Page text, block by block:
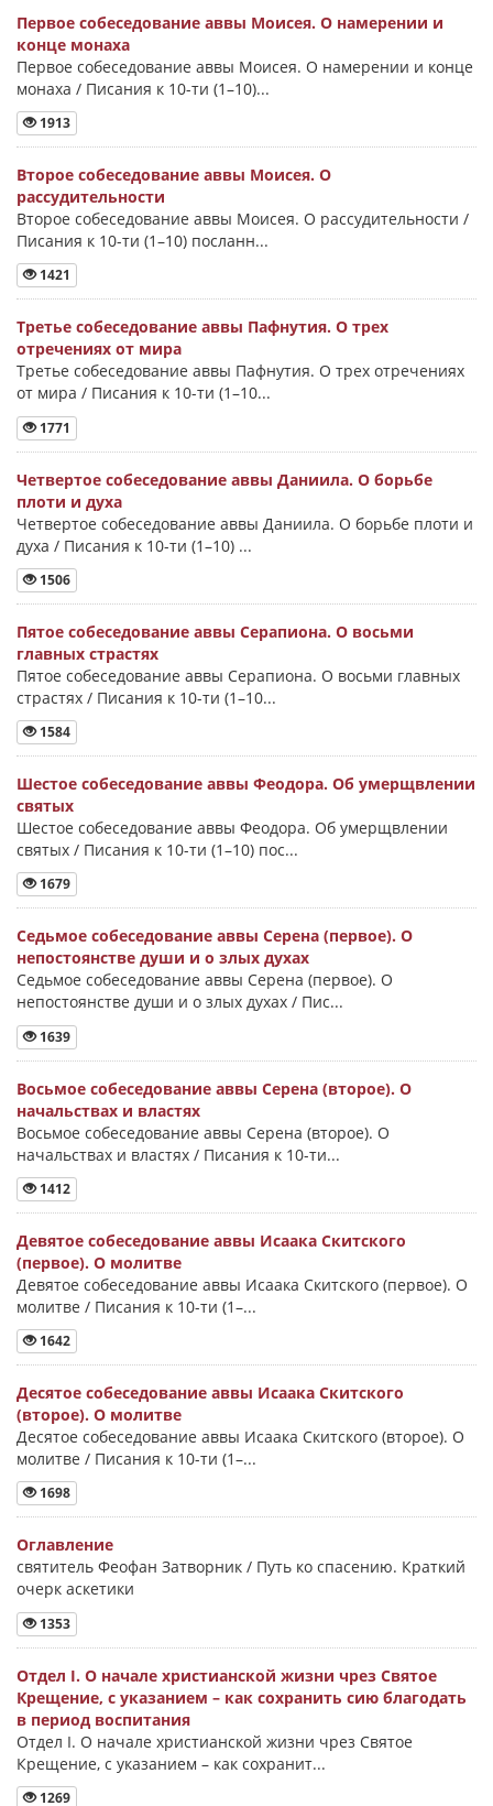
Первое собеседование аввы Моисея. О намерении и
конце монаха
Первое собеседование аввы Моисея. О намерении и конце
монаха / Писания к 10-ти (1–10)...
1913
Второе собеседование аввы Моисея. О
рассудительности
Второе собеседование аввы Моисея. О рассудительности /
Писания к 10-ти (1–10) посланн...
1421
Третье собеседование аввы Пафнутия. О трех
отречениях от мира
Третье собеседование аввы Пафнутия. О трех отречениях
от мира / Писания к 10-ти (1–10...
1771
Четвертое собеседование аввы Даниила. О борьбе
плоти и духа
Четвертое собеседование аввы Даниила. О борьбе плоти и
духа / Писания к 10-ти (1–10) ...
1506
Пятое собеседование аввы Серапиона. О восьми
главных страстях
Пятое собеседование аввы Серапиона. О восьми главных
страстях / Писания к 10-ти (1–10...
1584
Шестое собеседование аввы Феодора. Об умерщвлении
святых
Шестое собеседование аввы Феодора. Об умерщвлении
святых / Писания к 10-ти (1–10) пос...
1679
Седьмое собеседование аввы Серена (первое). О
непостоянстве души и о злых духах
Седьмое собеседование аввы Серена (первое). О
непостоянстве души и о злых духах / Пис...
1639
Восьмое собеседование аввы Серена (второе). О
начальствах и властях
Восьмое собеседование аввы Серена (второе). О
начальствах и властях / Писания к 10-ти...
1412
Девятое собеседование аввы Исаака Скитского
(первое). О молитве
Девятое собеседование аввы Исаака Скитского (первое). О
молитве / Писания к 10-ти (1–...
1642
Десятое собеседование аввы Исаака Скитского
(второе). О молитве
Десятое собеседование аввы Исаака Скитского (второе). О
молитве / Писания к 10-ти (1–...
1698
Оглавление
святитель Феофан Затворник / Путь ко спасению. Краткий
очерк аскетики
1353
Отдел I. О начале христианской жизни чрез Святое
Крещение, с указанием – как сохранить сию благодать
в период воспитания
Отдел I. О начале христианской жизни чрез Святое
Крещение, с указанием – как сохранит...
1269